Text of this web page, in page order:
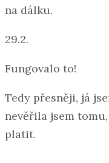
na dálku.
29.2.
Fungovalo to!
Tedy přesněji, já
nevěřila jsem
platit.